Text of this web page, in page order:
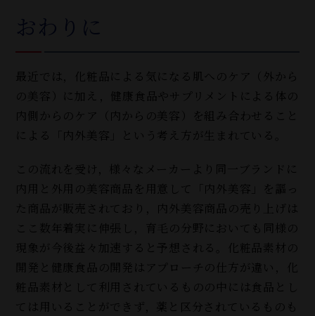
おわりに
最近では，化粧品による気になる肌へのケア（外から
の美容）に加え，健康食品やサプリメントによる体の
内側からのケア（内からの美容）を組み合わせること
による「内外美容」という考え方が生まれている。
この流れを受け，様々なメーカーより同一ブランドに
内用と外用の美容商品を用意して「内外美容」を謳っ
た商品が販売されており，内外美容商品の売り上げは
ここ数年着実に伸張し，育毛の分野においても同様の
現象が今後益々加速すると予想される。化粧品素材の
開発と健康食品の開発はアプローチの仕方が違い，化
粧品素材として利用されているものの中には食品とし
ては用いることができず，薬と区分されているものも